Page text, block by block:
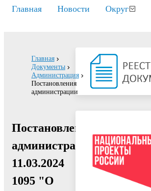
Главная Новости Округ
Главная
Документы
Администрация
Постановления
администрации
Постановление
администрации
11.03.2024
1095 "О